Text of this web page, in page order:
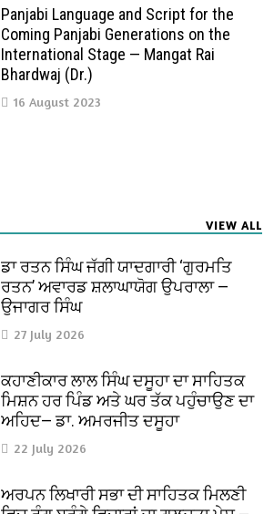
Panjabi Language and Script for the
Coming Panjabi Generations on the
International Stage — Mangat Rai
Bhardwaj (Dr.)
16 August 2023
VIEW ALL
ਡਾ ਰਤਨ ਸਿੰਘ ਜੱਗੀ ਯਾਦਗਾਰੀ ‘ਗੁਰਮਤਿ
ਰਤਨ’ ਅਵਾਰਡ ਸ਼ਲਾਘਾਯੋਗ ਉਪਰਾਲਾ —
ਉਜਾਗਰ ਸਿੰਘ
27 July 2026
ਕਹਾਣੀਕਾਰ ਲਾਲ ਸਿੰਘ ਦਸੂਹਾ ਦਾ ਸਾਹਿਤਕ
ਮਿਸ਼ਨ ਹਰ ਪਿੰਡ ਅਤੇ ਘਰ ਤੱਕ ਪਹੁੰਚਾਉਣ ਦਾ
ਅਹਿਦ— ਡਾ. ਅਮਰਜੀਤ ਦਸੂਹਾ
22 July 2026
ਅਰਪਨ ਲਿਖਾਰੀ ਸਭਾ ਦੀ ਸਾਹਿਤਕ ਮਿਲਣੀ